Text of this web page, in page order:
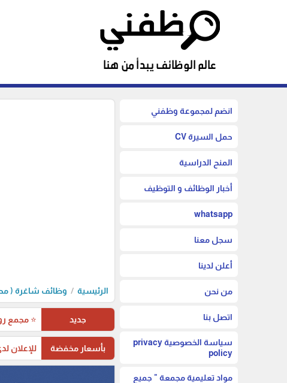
انضم لمجموعة وظفني
حمل السيرة CV
المنح الدراسية
أخبار الوظائف و التوظيف
whatsapp
سجل معنا
أعلن لدينا
من نحن
اتصل بنا
سياسة الخصوصية privacy
policy
مواد تعليمية مجمعة " جميع
الرئيسية وظائف شاغرة (
جديد ⭐ مجمع
بأسعار مخفضة للإعلان